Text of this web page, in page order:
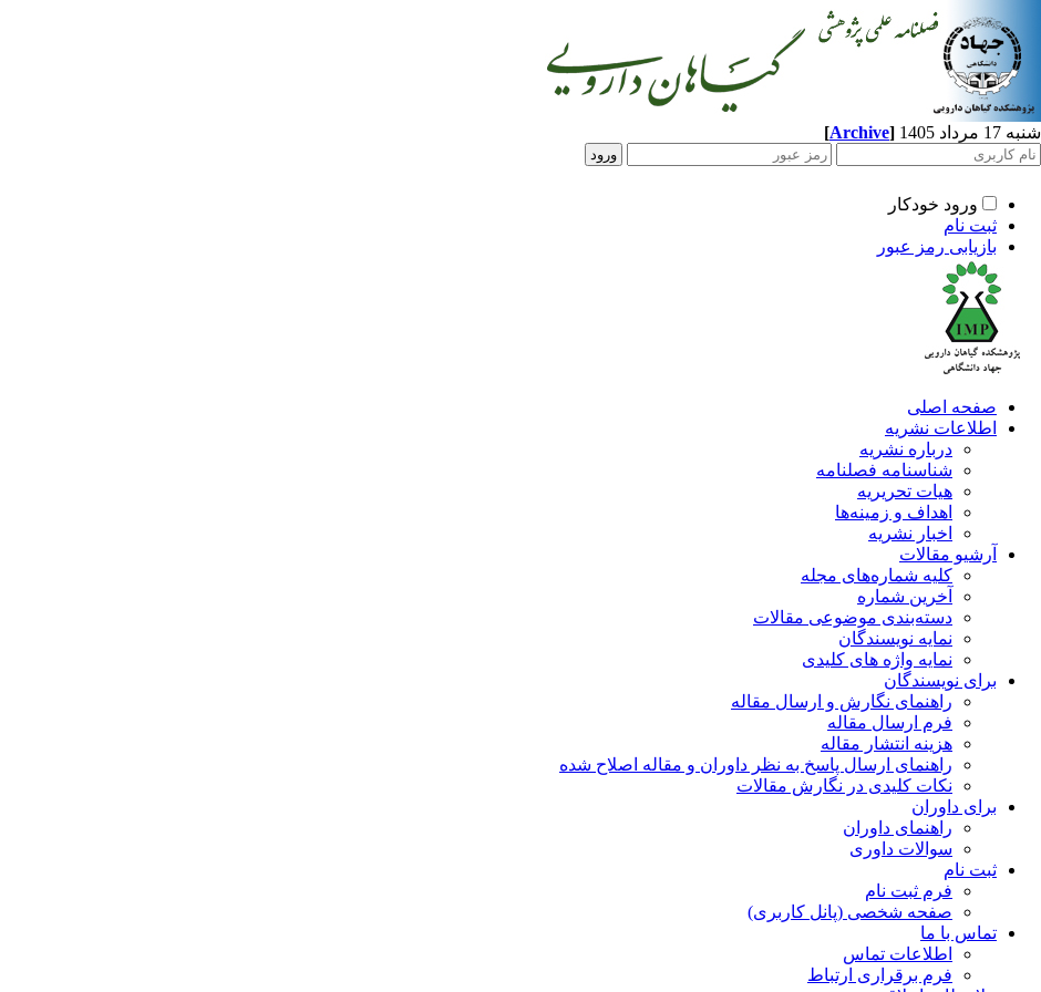
شنبه 17 مرداد 1405 [Archive]
ورود خودکار
ثبت نام
بازیابی رمز عبور
صفحه اصلی
اطلاعات نشریه
درباره نشریه
شناسنامه فصلنامه
هیات تحریریه
اهداف و زمینه‌ها
اخبار نشریه
آرشیو مقالات
کلیه شماره‌های مجله
آخرین شماره
دسته‌بندی موضوعی مقالات
نمایه نویسندگان
نمایه واژه های کلیدی
برای نویسندگان
راهنمای نگارش و ارسال مقاله
فرم ارسال مقاله
هزینه انتشار مقاله
راهنمای ارسال پاسخ به نظر داوران و مقاله اصلاح شده
نکات کلیدی در نگارش مقالات
برای داوران
راهنمای داوران
سوالات داوری
ثبت نام
فرم ثبت نام
صفحه شخصی (پانل کاربری)
تماس با ما
اطلاعات تماس
فرم برقراری ارتباط